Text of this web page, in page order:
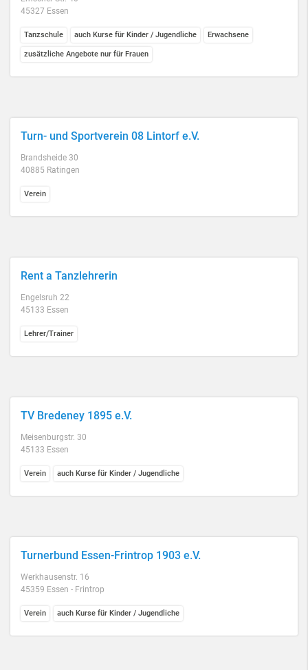
45327 Essen
Tanzschule auch Kurse für Kinder / Jugendliche Erwachsene
zusätzliche Angebote nur für Frauen
Turn- und Sportverein 08 Lintorf e.V.
Brandsheide 30
40885 Ratingen
Verein
Rent a Tanzlehrerin
Engelsruh 22
45133 Essen
Lehrer/Trainer
TV Bredeney 1895 e.V.
Meisenburgstr. 30
45133 Essen
Verein auch Kurse für Kinder / Jugendliche
Turnerbund Essen-Frintrop 1903 e.V.
Werkhausenstr. 16
45359 Essen - Frintrop
Verein auch Kurse für Kinder / Jugendliche